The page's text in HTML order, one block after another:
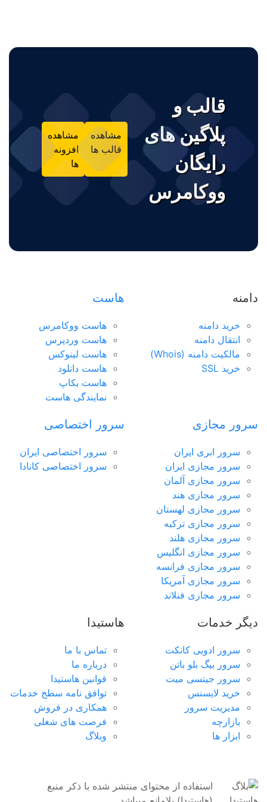
ساخت سرور آمریکا در دو دیتاسنتر متفاوت
ارائه سرویس در ۳ دیتاسنتر متفاوت
سرور مجازی انگلیس
آی پی ثابت شهر لندن با سخت افزار حرفه‌ای
سرور مجازی لهستان
سرور مجازی هند
سرور مجازی سنگاپور
مناسب راه اندازی انواع سرویس های آنلاین
جهت خرید سرور مجازی به مشاوره نیاز دارید؟
ارسال تیکت چت آنلاین 021-78372
قالب و
پلاگین های
رایگان
ووکامرس
مشاهده
قالب ها
مشاهده
افزونه
ها
دامنه
خرید دامنه
انتقال دامنه
مالکیت دامنه (Whois)
خرید SSL
هاست
هاست ووکامرس
هاست وردپرس
هاست لینوکس
هاست دانلود
هاست بکاپ
نمایندگی هاست
سرور مجازی
سرور ابری ایران
سرور مجازی ایران
سرور مجازی آلمان
سرور مجازی هند
سرور مجازی لهستان
سرور مجازی ترکیه
سرور مجازی هلند
سرور مجازی انگلیس
سرور مجازی فرانسه
سرور مجازی آمریکا
سرور مجازی فنلاند
سرور اختصاصی
سرور اختصاصی ایران
سرور اختصاصی کانادا
دیگر خدمات
سرور ادوبی کانکت
سرور بیگ بلو باتن
سرور جیتسی میت
خرید لایسنس
مدیریت سرور
بازارچه
ابزار ها
هاستیدا
تماس با ما
درباره ما
قوانین هاستیدا
توافق نامه سطح خدمات
همکاری در فروش
فرصت های شغلی
وبلاگ
استفاده از محتوای منتشر شده با ذکر منبع